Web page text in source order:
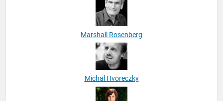
Marshall Rosenberg
Michal Hvoreczky